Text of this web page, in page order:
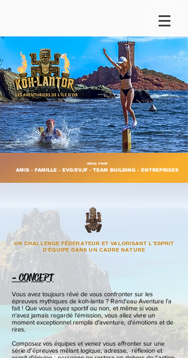
IDÉAL POUR
AMIS - FAMILLE - EVG/EVJF - TEAM BUILDING - ENTREPRISES
UN CHALLENGE FÉDÉRATEUR ET VALORISANT L'ESPRIT
D'ÉQUIPE DANS UN CADRE NATURE
- CONCEPT
Vous avez toujours rêvé de vous confronter sur les
épreuves mythiques de koh-lanta ? Rand'eau Aventure l'a
fait ! Que vous soyez sportif ou non, et même si vous
n'avez jamais regardé l'émission, vous allez vivre un
moment exceptionnel remplis d'aventure, d'émotions et de
rires.
Composez vos équipes et venez vous affronter sur une
série d’épreuves mêlant logique, adresse, réflexion et